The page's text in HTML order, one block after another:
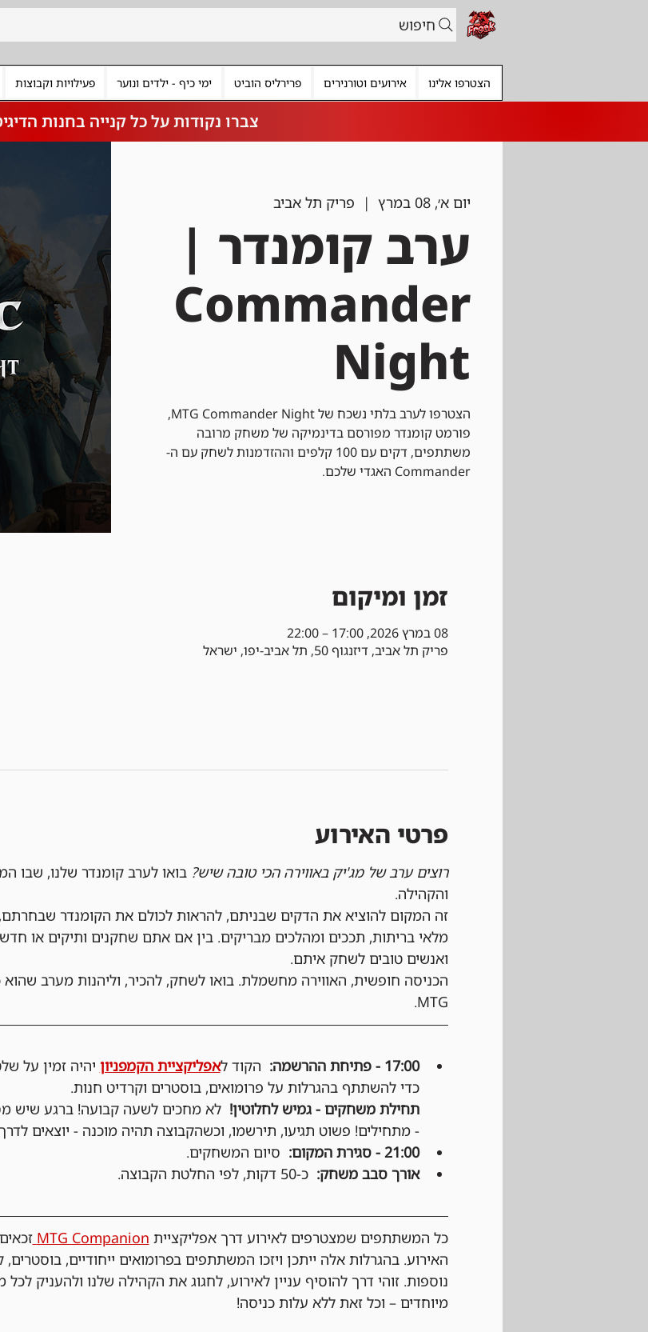
חיפוש
הצטרפו אלינו אירועים וטורנירים פרירליס הוביט ימי כיף - ילדים ונוער פעילויות וקבוצות
צברו נקודות על כל קנייה בחנות
יום א׳, 08 במרץ
  |
פריק תל אביב
ערב קומנדר |
Commander
Night
הצטרפו לערב בלתי נשכח של MTG Commander Night,
פורמט קומנדר מפורסם בדינמיקה של משחק מרובה
משתתפים, דקים עם 100 קלפים וההזדמנות לשחק עם ה-
Commander האגדי שלכם.
זמן ומיקום
08 במרץ 2026, 17:00 – 22:00
פריק תל אביב, דיזנגוף 50, תל אביב-יפו, ישראל
פרטי האירוע
רוצים ערב של מג'יק באווירה הכי טובה שיש? בואו לערב קומנדר שלנו, שבו
והקהילה.
זה המקום להוציא את הדקים שבניתם, להראות לכולם את הקומנדר
מלאי בריתות, תככים ומהלכים מבריקים. בין אם אתם שחקנים ותיקים או
ואנשים טובים לשחק איתם.
הכניסה חופשית, האווירה מחשמלת. בואו לשחק, להכיר, וליהנות מערב שהוא
MTG.
17:00 - פתיחת ההרשמה: הקוד לאפליקציית הקמפניון יהיה זמין על
כדי להשתתף בהגרלות על פרומואים, בוסטרים וקרדיט חנות.
תחילת משחקים - גמיש לחלוטין! לא מחכים לשעה קבועה! ברגע שיש
- מתחילים! פשוט תגיעו, תירשמו, וכשהקבוצה תהיה מוכנה - יוצאים
21:00 - סגירת המקום:
סיום המשחקים.
אורך סבב משחק: כ-50 דקות, לפי החלטת הקבוצה.
כל המשתתפים שמצטרפים לאירוע דרך אפליקציית MTG Companion
האירוע. בהגרלות אלה ייתכן ויזכו המשתתפים בפרומואים ייחודיים,
נוספות. זוהי דרך להוסיף עניין לאירוע, לחגוג את הקהילה שלנו ולהעניק
מיוחדים – וכל זאת ללא עלות כניסה!